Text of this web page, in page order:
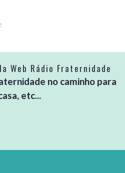
Web Rádio Fraternidade
no caminho para
etc...